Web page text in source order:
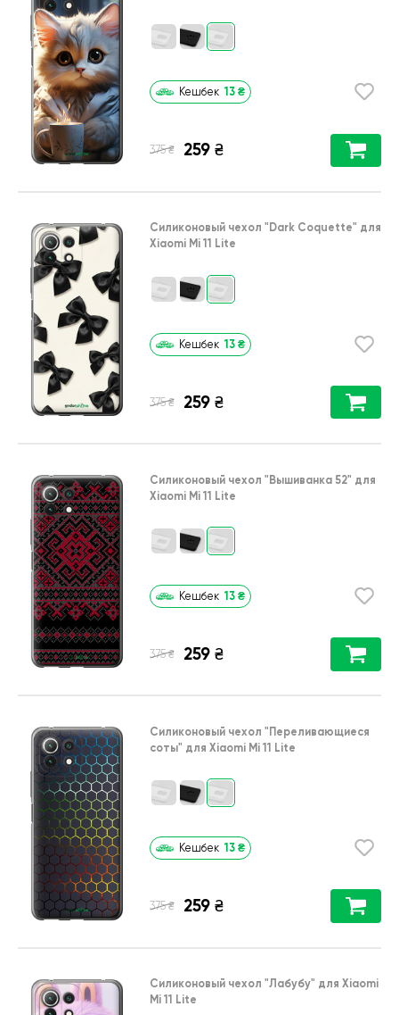
Кешбек 13 ₴
375 ₴ 259 ₴
Силиконовый чехол "Dark Coquette" для
Xiaomi Mi 11 Lite
Кешбек 13 ₴
375 ₴ 259 ₴
Силиконовый чехол "Вышиванка 52" для
Xiaomi Mi 11 Lite
Кешбек 13 ₴
375 ₴ 259 ₴
Силиконовый чехол "Переливающиеся
соты" для Xiaomi Mi 11 Lite
Кешбек 13 ₴
375 ₴ 259 ₴
Силиконовый чехол "Лабубу" для Xiaomi
Mi 11 Lite